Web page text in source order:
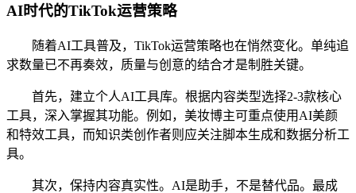
AI时代的TikTok运营策略
随着AI工具普及，TikTok运营策略也在悄然变化。单纯追
求数量已不再奏效，质量与创意的结合才是制胜关键。
首先，建立个人AI工具库。根据内容类型选择2-3款核心
工具，深入掌握其功能。例如，美妆博主可重点使用AI美颜
和特效工具，而知识类创作者则应关注脚本生成和数据分析工
具。
其次，保持内容真实性。AI是助手，不是替代品。最成